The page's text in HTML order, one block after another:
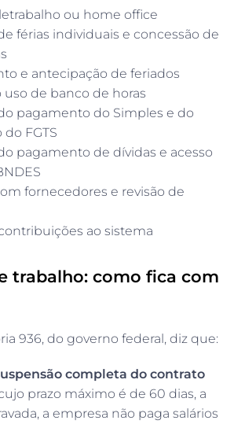
ou home office
férias individuais e concessão de
e antecipação de feriados
uso de banco de horas
pagamento do Simples e do
FGTS
pagamento de dívidas e acesso
fornecedores e revisão de
ao sistema
trabalho: como fica com
936, do governo federal, diz que:
completa do contrato
prazo máximo é de 60 dias, a
a empresa não paga salários